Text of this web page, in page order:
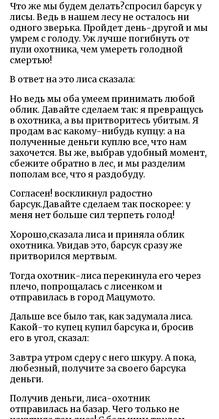
Что же мы будем делать?спросил барсук у
лисы. Ведь в нашем лесу не осталось ни
одного зверька. Пройдет день-другой и мы
умрем с голоду. Уж лучше погибнуть от
пули охотника, чем умереть голодной
смертью!
В ответ на это лиса сказала:
Но ведь мы оба умеем принимать любой
облик. Давайте сделаем так: я превращусь
в охотника, а вы притворитесь убитым. Я
продам вас какому-нибудь купцу: а на
полученные деньги куплю все, что нам
захочется. Вы же, выбрав удобный момент,
сбежите обратно в лес, и мы разделим
пополам все, что я раздобуду.
Согласен! воскликнул радостно
барсук.Давайте сделаем так поскорее: у
меня нет больше сил терпеть голод!
Хорошо,сказала лиса и приняла облик
охотника. Увидав это, барсук сразу же
притворился мертвым.
Тогда охотник-лиса перекинула его через
плечо, попрощалась с лисенком и
отправилась в город Мацумото.
Дальше все было так, как задумала лиса.
Какой-то купец купил барсука и, бросив
его в угол, сказал:
Завтра утром сдеру с него шкуру. А пока,
любезный, получите за своего барсука
деньги.
Получив деньги, лиса-охотник
отправилась на базар. Чего только не